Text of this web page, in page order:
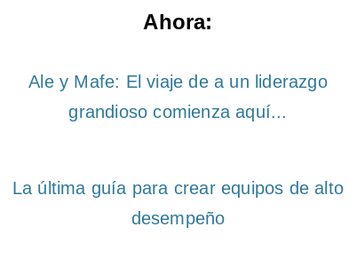
La última guía para crear equipos de alto
desempeño
Ale y Mafe: El viaje de a un liderazgo
grandioso comienza aquí...
Ahora: